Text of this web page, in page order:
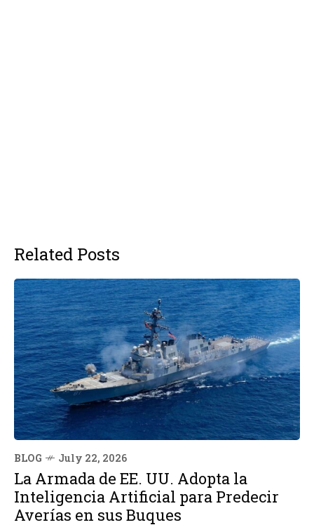
Related Posts
BLOG July 22, 2026
La Armada de EE. UU. Adopta la
Inteligencia Artificial para Predecir
Averías en sus Buques